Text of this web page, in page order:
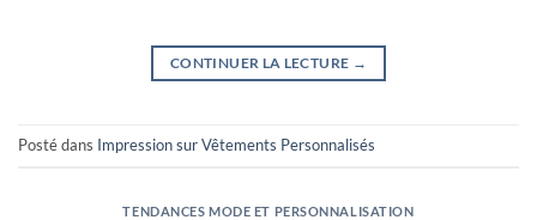
CONTINUER LA LECTURE →
Posté dans Impression sur Vêtements Personnalisés
TENDANCES MODE ET PERSONNALISATION